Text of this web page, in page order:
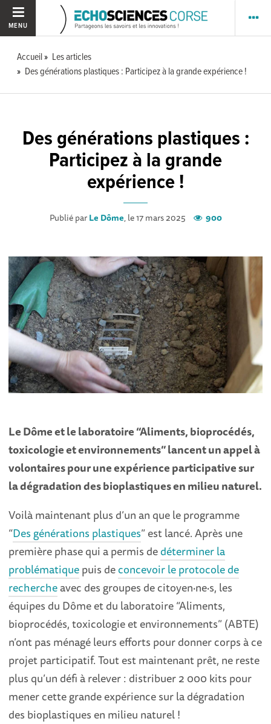
MENU
Accueil
Les articles
Des générations plastiques : Participez à la grande expérience !
Des générations plastiques :
Participez à la grande
expérience !
Publié parLe Dôme, le 17 mars 2025 900
Le Dôme et le laboratoire “Aliments, bioprocédés,
toxicologie et environnements” lancent un appel à
volontaires pour une expérience participative sur
la dégradation des bioplastiques en milieu naturel.
Voilà maintenant plus d’un an que le programme
“Des générations plastiques” est lancé. Après une
première phase qui a permis dedéterminer la
problématiquepuis deconcevoir le protocole de
rechercheavec des groupes de citoyen·ne·s, les
équipes du Dôme et du laboratoire “Aliments,
bioprocédés, toxicologie et environnements” (ABTE)
n’ont pas ménagé leurs efforts pour donner corps à ce
projet participatif. Tout est maintenant prêt, ne reste
plus qu’un défi à relever : distribuer 2 000 kits pour
mener cette grande expérience sur la dégradation
des bioplastiques en milieu naturel !